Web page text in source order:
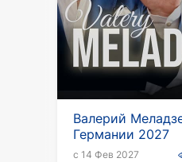
Валерий
Германии 2027
с 14 Фев 2027